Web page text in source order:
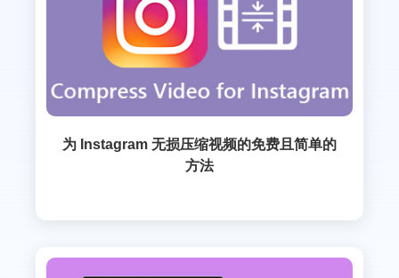
为 Instagram 无损压缩视频的免费且简单的
方法